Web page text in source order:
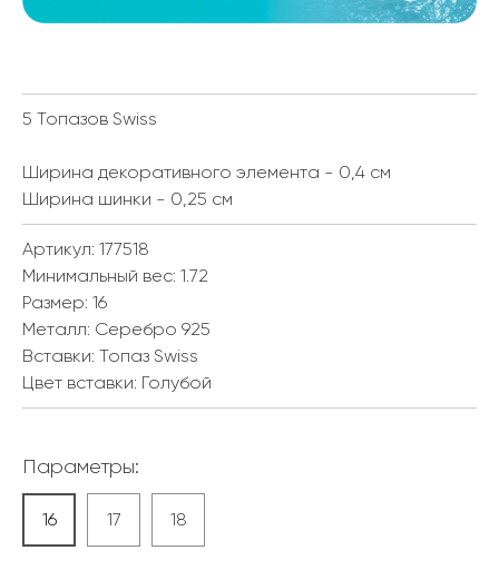
5 Топазов Swiss
Ширина декоративного элемента - 0,4 см
Ширина шинки - 0,25 см
Артикул: 177518
Минимальный вес: 1.72
Размер: 16
Металл: Серебро 925
Вставки: Топаз Swiss
Цвет вставки: Голубой
Параметры:
16 17 18